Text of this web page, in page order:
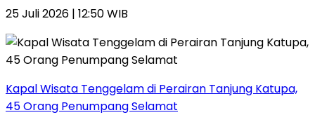
25 Juli 2026 | 12:50 WIB
Kapal Wisata Tenggelam di Perairan Tanjung Katupa,
45 Orang Penumpang Selamat